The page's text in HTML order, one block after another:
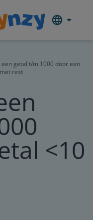
een getal t/m 1000 door een
rest
<10